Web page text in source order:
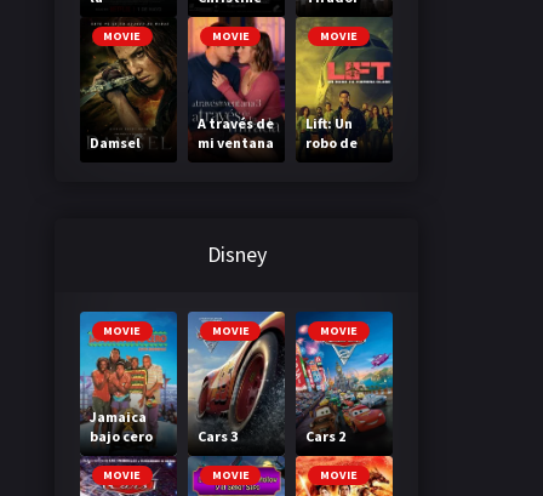
Madriguer
a MOVIE
Damsel
MOVIE
A través de
mi ventana
3: A través
MOVIE
Lift: Un
robo de
primera
Disney
MOVIE
Jamaica
bajo cero
MOVIE
Cars 3
MOVIE
Cars 2
MOVIE MOVIE MOVIE